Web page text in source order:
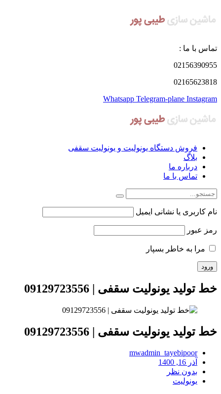
تماس با ما :
02156390955
02165623818
Whatsapp Telegram-plane Instagram
فروش دستگاه یونولیت و یونولیت سقفی
بلاگ
درباره ما
تماس با ما
نام کاربری یا نشانی ایمیل
رمز عبور
مرا به خاطر بسپار
خط تولید یونولیت سقفی | 09129723556
خط تولید یونولیت سقفی | 09129723556
mwadmin_tayebipoor
آذر 16, 1400
بدون نظر
یونولیت